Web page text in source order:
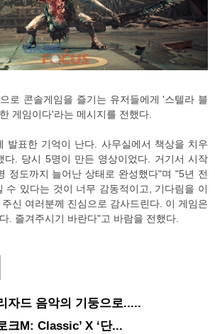
로 콘솔게임을 즐기는 유저들에게 '스텔라 블
게임이다'라는 메시지를 전했다.
발표한 기억이 난다. 사무실에서 책상을 치우
다. 당시 5명이 만든 영상이었다. 거기서 시작
정도까지 늘어난 상태로 완성했다"며 "5년 전
수 있다는 것이 너무 감동적이고, 기다림을 이
신 여러분께 진심으로 감사드린다. 이 게임은
. 즐겨주시기 바란다"고 바람을 전했다.
자드 음악의 기둥으로.....
크M: Classic’ X ‘단...